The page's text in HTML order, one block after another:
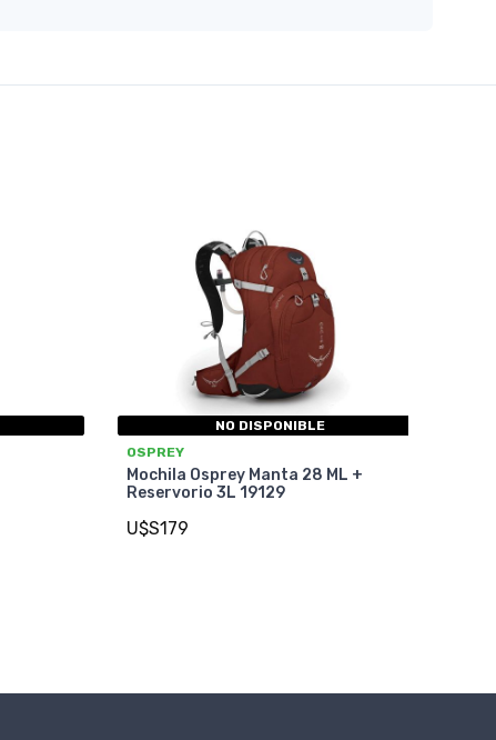
NO DISPONIBLE
OSPREY
Mochila Osprey Manta 28 ML +
Reservorio 3L 19129
U$S179